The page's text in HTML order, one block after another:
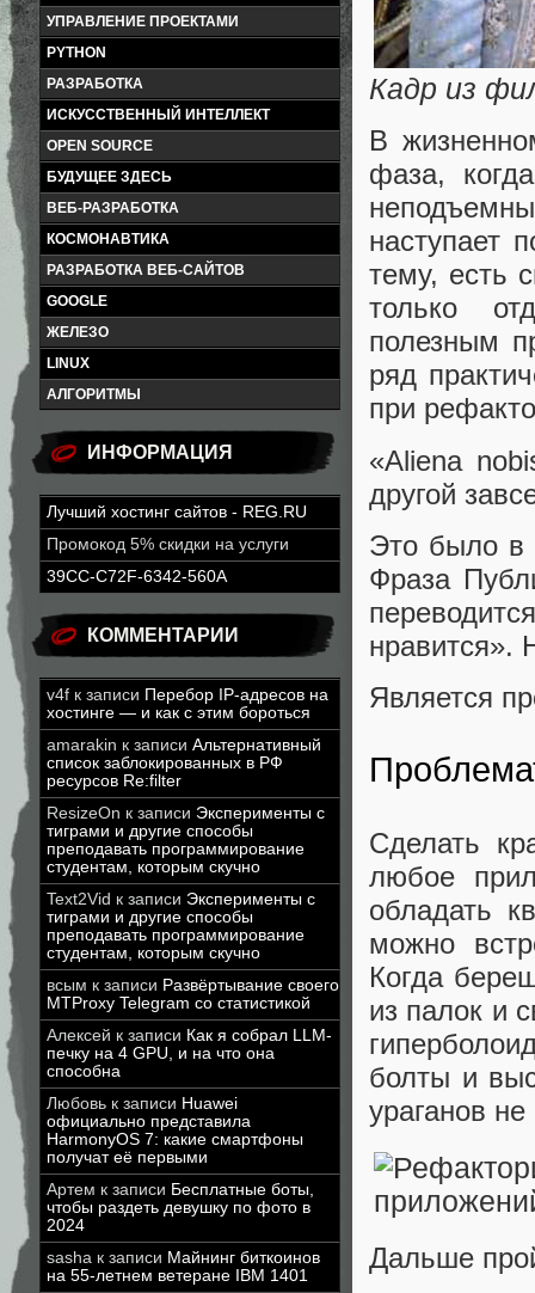
УПРАВЛЕНИЕ ПРОЕКТАМИ
PYTHON
РАЗРАБОТКА
ИСКУССТВЕННЫЙ ИНТЕЛЛЕКТ
OPEN SOURCE
БУДУЩЕЕ ЗДЕСЬ
ВЕБ-РАЗРАБОТКА
КОСМОНАВТИКА
РАЗРАБОТКА ВЕБ-САЙТОВ
GOOGLE
ЖЕЛЕЗО
LINUX
АЛГОРИТМЫ
ИНФОРМАЦИЯ
Лучший хостинг сайтов - REG.RU
Промокод 5% скидки на услуги
39CC-C72F-6342-560A
КОММЕНТАРИИ
v4f к записи Перебор IP-адресов на
хостинге — и как с этим бороться
amarakin к записи Альтернативный
список заблокированных в РФ
ресурсов Re:filter
ResizeOn к записи Эксперименты с
тиграми и другие способы
преподавать программирование
студентам, которым скучно
Text2Vid к записи Эксперименты с
тиграми и другие способы
преподавать программирование
студентам, которым скучно
всым к записи Развёртывание своего
MTProxy Telegram со статистикой
Алексей к записи Как я собрал LLM-
печку на 4 GPU, и на что она
способна
Любовь к записи Huawei
официально представила
HarmonyOS 7: какие смартфоны
получат её первыми
Артем к записи Бесплатные боты,
чтобы раздеть девушку по фото в
2024
sasha к записи Майнинг биткоинов
на 55-летнем ветеране IBM 1401
Кадр из
В
фаза,
наступает
тему, есть
только
полезным
ряд
при
«Aliena
другой
Это было в
Фраза
нравится».
Является
Сделать
любое
обладать
можно
Когда
из палок и
болты и
ураганов
Дальше